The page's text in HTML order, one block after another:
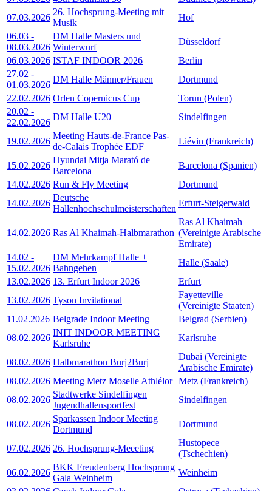
07.03.2026
26. Hochsprung-Meeting mit
Musik
Hof
06.03 -
08.03.2026
DM Halle Masters und
Winterwurf
Düsseldorf
06.03.2026 ISTAF INDOOR 2026
Berlin
27.02 -
01.03.2026
DM Halle Männer/Frauen
Dortmund
22.02.2026 Orlen Copernicus Cup
Torun (Polen)
20.02 -
22.02.2026
DM Halle U20 Sindelfingen
19.02.2026
Meeting Hauts-de-France Pas-
de-Calais Trophée EDF
Liévin (Frankreich)
15.02.2026
Hyundai Mitja Marató de
Barcelona
Barcelona (Spanien)
14.02.2026 Run & Fly Meeting
Dortmund
14.02.2026
Deutsche
Hallenhochschulmeisterschaften
Erfurt-Steigerwald
14.02.2026 Ras Al Khaimah-Halbmarathon
Ras Al Khaimah
(Vereinigte Arabische
Emirate)
14.02 -
15.02.2026
DM Mehrkampf Halle +
Bahngehen
Halle (Saale)
13.02.2026 13. Erfurt Indoor 2026
Erfurt
13.02.2026 Tyson Invitational
Fayetteville
(Vereinigte Staaten)
11.02.2026 Belgrade Indoor Meeting
Belgrad (Serbien)
08.02.2026
INIT INDOOR MEETING
Karlsruhe
Karlsruhe
08.02.2026 Halbmarathon Burj2Burj
Dubai (Vereinigte
Arabische Emirate)
08.02.2026 Meeting Metz Moselle Athlélor Metz (Frankreich)
08.02.2026
Stadtwerke Sindelfingen
Jugendhallensportfest
Sindelfingen
08.02.2026
Sparkassen Indoor Meeting
Dortmund
Dortmund
07.02.2026 26. Hochsprung-Meeeting
Hustopece
(Tschechien)
06.02.2026
BKK Freudenberg Hochsprung
Gala Weinheim
Weinheim